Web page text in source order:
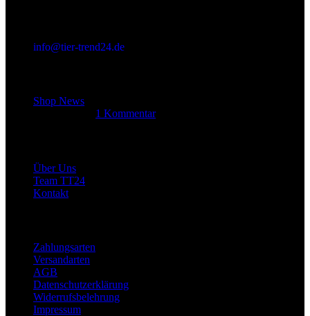
info@tier-trend24.de
Shop News
1 Kommentar
Über Uns
Team TT24
Kontakt
Zahlungsarten
Versandarten
AGB
Datenschutzerklärung
Widerrufsbelehrung
Impressum